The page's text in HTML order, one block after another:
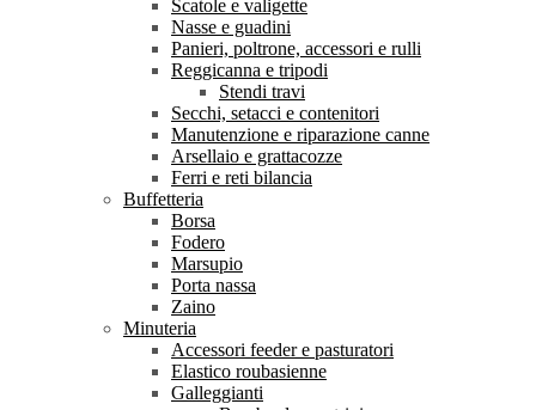
Scatole e valigette
Nasse e guadini
Panieri, poltrone, accessori e rulli
Reggicanna e tripodi
Stendi travi
Secchi, setacci e contenitori
Manutenzione e riparazione canne
Arsellaio e grattacozze
Ferri e reti bilancia
Buffetteria
Borsa
Fodero
Marsupio
Porta nassa
Zaino
Minuteria
Accessori feeder e pasturatori
Elastico roubasienne
Galleggianti